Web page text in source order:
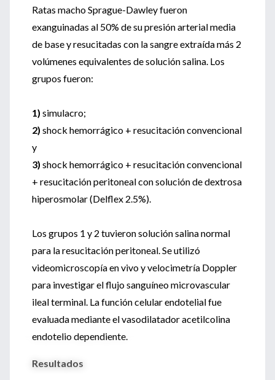
Ratas macho Sprague-Dawley fueron
exanguinadas al 50% de su presión arterial media
de base y resucitadas con la sangre extraída más 2
volúmenes equivalentes de solución salina. Los
grupos fueron:
1) simulacro;
2) shock hemorrágico + resucitación convencional
y
3) shock hemorrágico + resucitación convencional
+ resucitación peritoneal con solución de dextrosa
hiperosmolar (Delflex 2.5%).
Los grupos 1 y 2 tuvieron solución salina normal
para la resucitación peritoneal. Se utilizó
videomicroscopía en vivo y velocimetría Doppler
para investigar el flujo sanguíneo microvascular
ileal terminal. La función celular endotelial fue
evaluada mediante el vasodilatador acetilcolina
endotelio dependiente.
Resultados